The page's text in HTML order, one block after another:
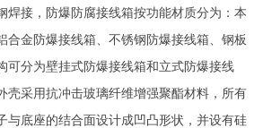
焊接，防爆防腐接线箱按功能材质分为：本
合金防爆接线箱、不锈钢防爆接线箱、钢板
可分为壁挂式防爆接线箱和立式防爆接线
壳采用抗冲击玻璃纤维增强聚酯材料，所有
与底座的结合面设计成凹凸形状，并设有硅